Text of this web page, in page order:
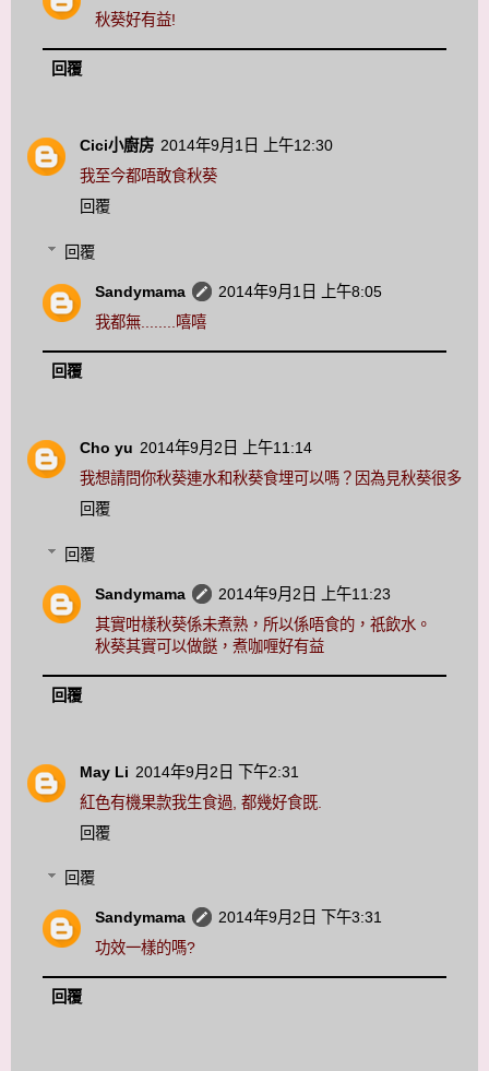
秋葵好有益!
回覆
Cici小廚房 2014年9月1日 上午12:30
我至今都唔敢食秋葵
回覆
回覆
Sandymama
2014年9月1日 上午8:05
我都無........嘻嘻
回覆
Cho yu 2014年9月2日 上午11:14
我想請問你秋葵連水和秋葵食埋可以嗎？因為見秋葵很多
回覆
回覆
Sandymama
2014年9月2日 上午11:23
其實咁樣秋葵係未煮熟，所以係唔食的，祇飲水。
秋葵其實可以做餸，煮咖喱好有益
回覆
May Li 2014年9月2日 下午2:31
紅色有機果款我生食過, 都幾好食既.
回覆
回覆
Sandymama
2014年9月2日 下午3:31
功效一樣的嗎?
回覆